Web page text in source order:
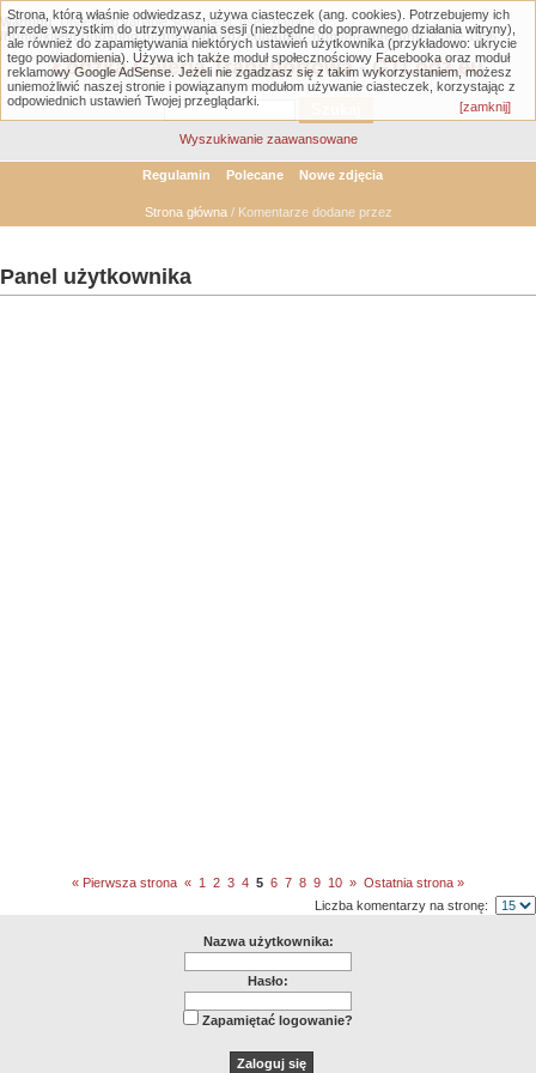
Warning : Undefined variable $comment_user_name in
/home/klient.dhosting.pl/gtlodz/gtlodz.eu/public_html/member.phpon line1956
Łódzka Galeria Transportowa - GTLodz.eu
Wyszukiwanie zaawansowane
Regulamin Polecane Nowe zdjęcia
Strona główna/ Komentarze dodane przez
Panel użytkownika
« Pierwsza strona « 1 2 3 4 5 6 7 8 9 10 » Ostatnia strona »
Liczba komentarzy na stronę:
Nazwa użytkownika:
Hasło:
Zapamiętać logowanie?
Strona, którą właśnie odwiedzasz, używa ciasteczek (ang. cookies). Potrzebujemy ich
przede wszystkim do utrzymywania sesji (niezbędne do poprawnego działania witryny),
ale również do zapamiętywania niektórych ustawień użytkownika (przykładowo: ukrycie
tego powiadomienia). Używa ich także moduł społecznościowy Facebooka oraz moduł
reklamowy Google AdSense. Jeżeli nie zgadzasz się z takim wykorzystaniem, możesz
uniemożliwić naszej stronie i powiązanym modułom używanie ciasteczek, korzystając z
odpowiednich ustawień Twojej przeglądarki.
[zamknij]